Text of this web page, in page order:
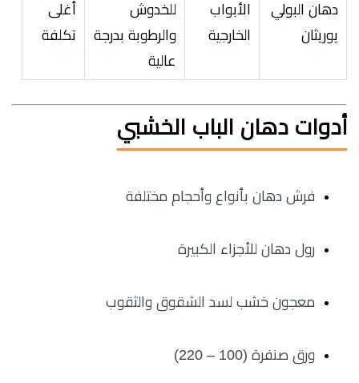
دهان البولي
يوريثان
الأبواب
الخارجية
للخدوش
والرطوبة بدرجة
عالية
أغلى
تكلفة
أدوات دهان الباب الخشبي
فرش دهان بأنواع وأحجام مختلفة
رول دهان للأجزاء الكبيرة
معجون خشب لسد الشقوق والثقوب
ورق صنفرة (100 – 220)